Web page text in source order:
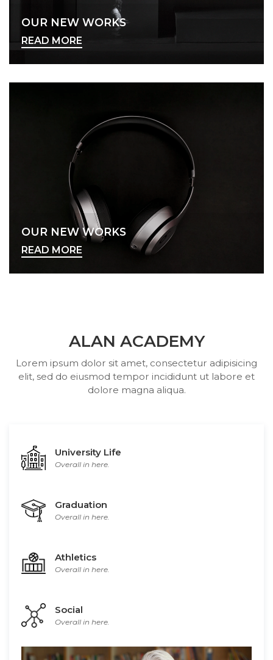
OUR NEW WORKS
READ MORE
OUR NEW WORKS
READ MORE
ALAN ACADEMY
Lorem ipsum dolor sit amet, consectetur adipisicing
elit, sed do eiusmod tempor incididunt ut labore et
dolore magna aliqua.
University Life
Overall in here.
Graduation
Overall in here.
Athletics
Overall in here.
Social
Overall in here.